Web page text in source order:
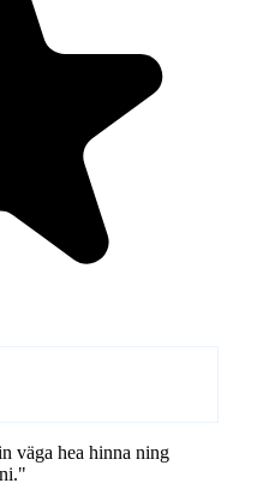
väga hea hinna ning